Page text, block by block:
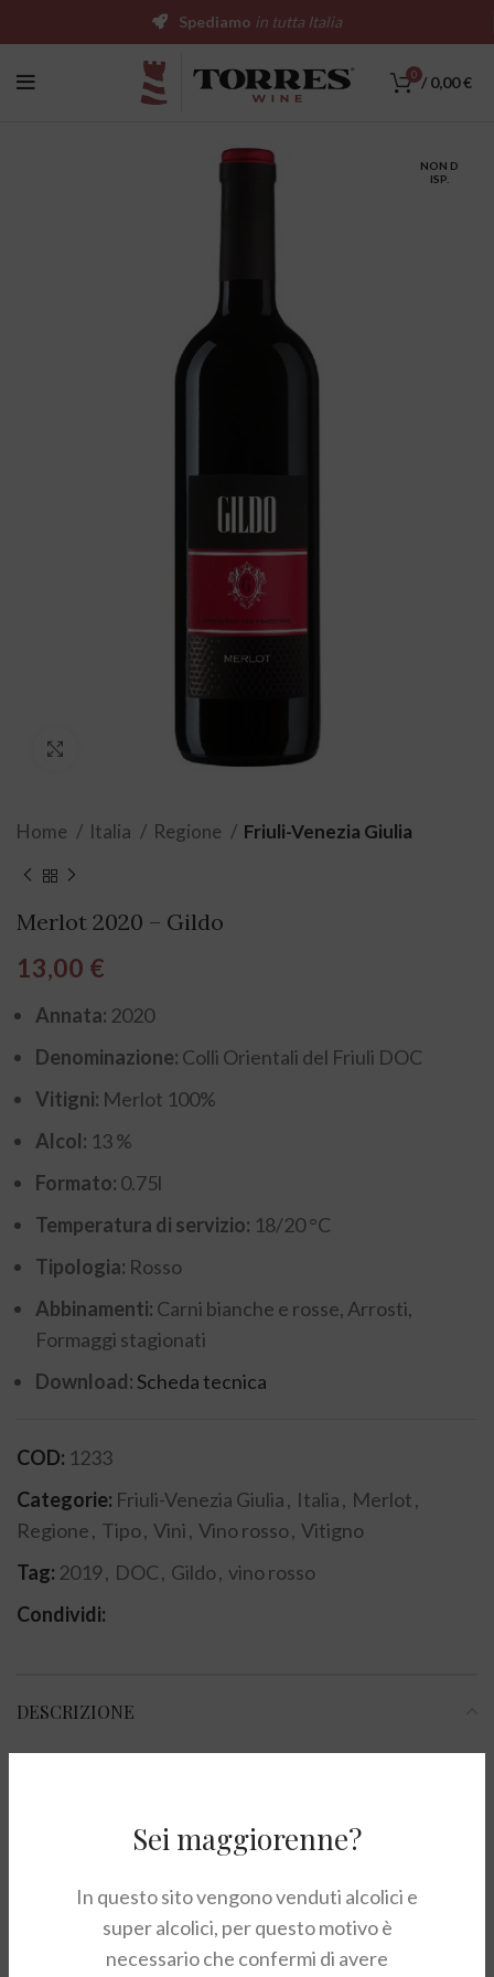
Sei maggiorenne?
In questo sito vengono venduti alcolici e
super alcolici, per questo motivo è
necessario che confermi di avere
0 / 0,00€
NON D
ISP.
Click to enlarge
Home Italia Regione Friuli-Venezia Giulia
Merlot 2020 – Gildo
13,00 €
Annata: 2020
Denominazione: Colli Orientali del Friuli DOC
Vitigni: Merlot 100%
Alcol: 13 %
Formato: 0.75l
Temperatura di servizio: 18/20 °C
Tipologia: Rosso
Abbinamenti: Carni bianche e rosse, Arrosti,
Formaggi stagionati
Download: Scheda tecnica
COD: 1233
Categorie: Friuli-Venezia Giulia, Italia, Merlot,
Regione, Tipo, Vini, Vino rosso, Vitigno
Tag: 2019, DOC, Gildo, vino rosso
Condividi:
DESCRIZIONE
fragrante, leggermente erbaceo che ricorda
strutturato e sapido.
ABBINAMENTI
Spediamo in tutta Italia